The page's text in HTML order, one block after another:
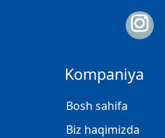
Kompaniya
Bosh sahifa
Biz haqimizda